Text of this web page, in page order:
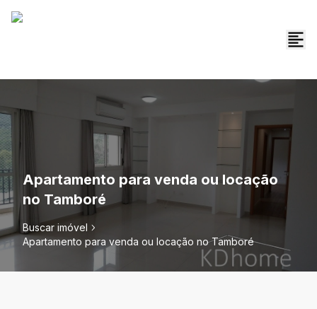
Apartamento para venda ou locação
no Tamboré
Buscar imóvel
Apartamento para venda ou locação no Tamboré